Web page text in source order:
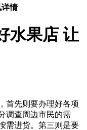
详情
水果店 让
首先则要办理好各项
调查周边市民的需
需进货。第三则是要